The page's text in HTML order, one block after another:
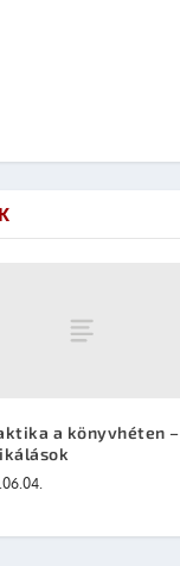
a könyvhéten –